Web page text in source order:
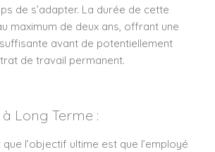
de s’adapter. La durée de cette
maximum de deux ans, offrant une
avant de potentiellement
de travail permanent.
Long Terme :
que l’objectif ultime est que l’employé